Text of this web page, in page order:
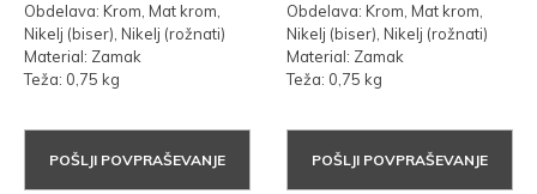
Obdelava: Krom, Mat krom,
Nikelj (biser), Nikelj (rožnati)
Material: Zamak
Teža: 0,75 kg
POŠLJI POVPRAŠEVANJE
Obdelava: Krom, Mat krom,
Nikelj (biser), Nikelj (rožnati)
Material: Zamak
Teža: 0,75 kg
POŠLJI POVPRAŠEVANJE